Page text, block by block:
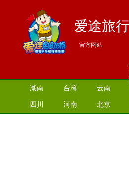
爱途旅
官方网站
湖南
台湾 云南
四川
河南 北京